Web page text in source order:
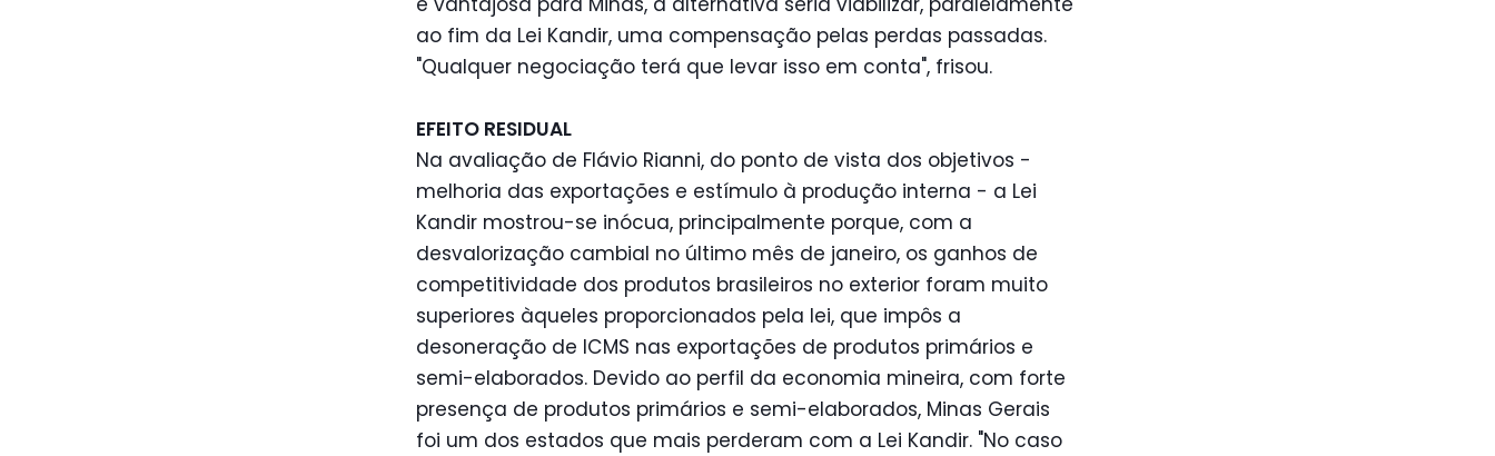
ao fim da Lei Kandir, uma compensação pelas perdas passadas.
"Qualquer negociação terá que levar isso em conta", frisou.
EFEITO RESIDUAL
Na avaliação de Flávio Rianni, do ponto de vista dos objetivos -
melhoria das exportações e estímulo à produção interna - a Lei
Kandir mostrou-se inócua, principalmente porque, com a
desvalorização cambial no último mês de janeiro, os ganhos de
competitividade dos produtos brasileiros no exterior foram muito
superiores àqueles proporcionados pela lei, que impôs a
desoneração de ICMS nas exportações de produtos primários e
semi-elaborados. Devido ao perfil da economia mineira, com forte
presença de produtos primários e semi-elaborados, Minas Gerais
foi um dos estados que mais perderam com a Lei Kandir. "No caso